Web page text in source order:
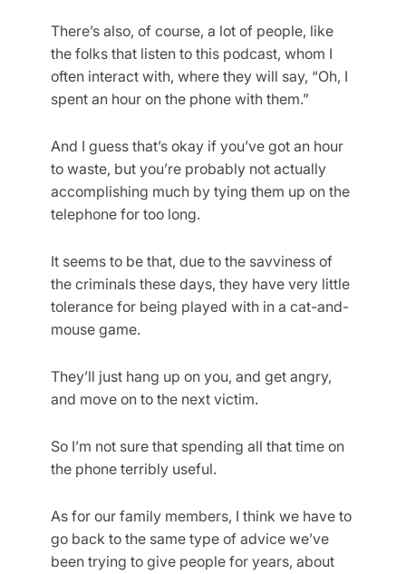
There’s also, of course, a lot of people, like
the folks that listen to this podcast, whom I
often interact with, where they will say, “Oh, I
spent an hour on the phone with them.”
And I guess that’s okay if you’ve got an hour
to waste, but you’re probably not actually
accomplishing much by tying them up on the
telephone for too long.
It seems to be that, due to the savviness of
the criminals these days, they have very little
tolerance for being played with in a cat-and-
mouse game.
They’ll just hang up on you, and get angry,
and move on to the next victim.
So I’m not sure that spending all that time on
the phone terribly useful.
As for our family members, I think we have to
go back to the same type of advice we’ve
been trying to give people for years, about